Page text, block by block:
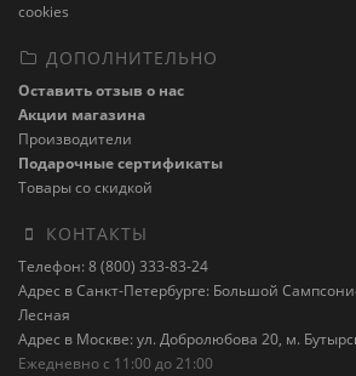
cookies
ДОПОЛНИТЕЛЬНО
Оставить отзыв о нас
Акции магазина
Производители
Подарочные сертификаты
Товары со скидкой
КОНТАКТЫ
Телефон: 8 (800) 333-83-24
Адрес в Санкт-Петербурге: Большой
Лесная
Адрес в Москве: ул. Добролюбова 20, м.
Ежедневно с 11:00 до 21:00